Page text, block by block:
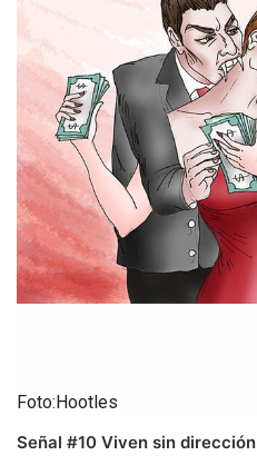
Foto:Hootles
Señal #10 Viven sin dirección